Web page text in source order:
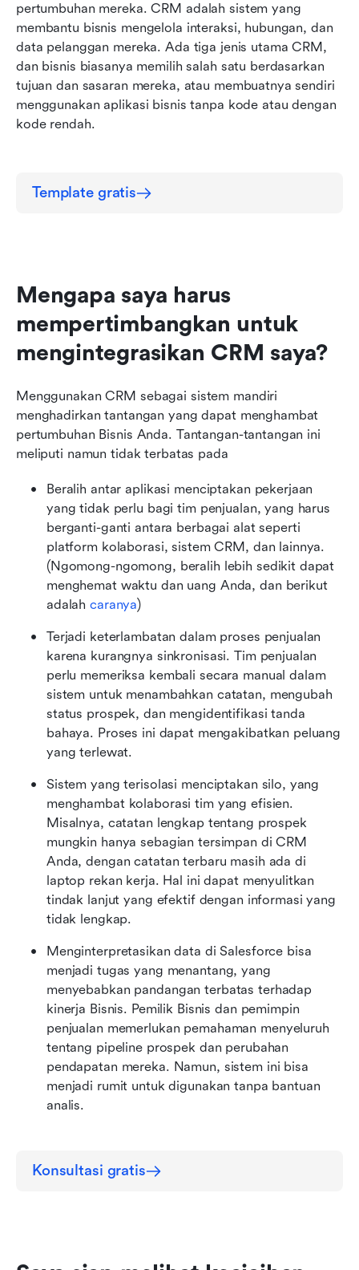
pertumbuhan mereka. CRM adalah sistem yang
membantu bisnis mengelola interaksi, hubungan, dan
data pelanggan mereka. Ada tiga jenis utama CRM,
dan bisnis biasanya memilih salah satu berdasarkan
tujuan dan sasaran mereka, atau membuatnya sendiri
menggunakan aplikasi bisnis tanpa kode atau dengan
kode rendah.
Template gratis
Mengapa saya harus
mempertimbangkan untuk
mengintegrasikan CRM saya?
Menggunakan CRM sebagai sistem mandiri
menghadirkan tantangan yang dapat menghambat
pertumbuhan Bisnis Anda. Tantangan-tantangan ini
meliputi namun tidak terbatas pada
Beralih antar aplikasi menciptakan pekerjaan
yang tidak perlu bagi tim penjualan, yang harus
berganti-ganti antara berbagai alat seperti
platform kolaborasi, sistem CRM, dan lainnya.
(Ngomong-ngomong, beralih lebih sedikit dapat
menghemat waktu dan uang Anda, dan berikut
adalah caranya)
Terjadi keterlambatan dalam proses penjualan
karena kurangnya sinkronisasi. Tim penjualan
perlu memeriksa kembali secara manual dalam
sistem untuk menambahkan catatan, mengubah
status prospek, dan mengidentifikasi tanda
bahaya. Proses ini dapat mengakibatkan peluang
yang terlewat.
Sistem yang terisolasi menciptakan silo, yang
menghambat kolaborasi tim yang efisien.
Misalnya, catatan lengkap tentang prospek
mungkin hanya sebagian tersimpan di CRM
Anda, dengan catatan terbaru masih ada di
laptop rekan kerja. Hal ini dapat menyulitkan
tindak lanjut yang efektif dengan informasi yang
tidak lengkap.
Menginterpretasikan data di Salesforce bisa
menjadi tugas yang menantang, yang
menyebabkan pandangan terbatas terhadap
kinerja Bisnis. Pemilik Bisnis dan pemimpin
penjualan memerlukan pemahaman menyeluruh
tentang pipeline prospek dan perubahan
pendapatan mereka. Namun, sistem ini bisa
menjadi rumit untuk digunakan tanpa bantuan
analis.
Konsultasi gratis